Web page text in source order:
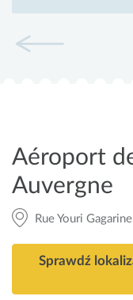
Aéroport
Auvergne
Rue Youri
Sprawdź